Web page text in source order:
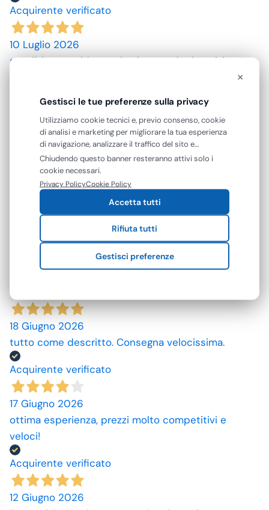
Acquirente verificato
10 Luglio 2026
spedizione rapida, prodotti come da descrizione,
Acquirente verificato
09 Luglio 2026
ottimo prodotto.
Acquirente verificato
25 Giugno 2026
Mi aspettavo degli asciugamani più grandi e più
assorbenti. Però non male se si potesse avere le
caratteristiche sopra descritte sarebbe top
Acquirente verificato
18 Giugno 2026
tutto come descritto. Consegna velocissima.
Acquirente verificato
17 Giugno 2026
ottima esperienza, prezzi molto competitivi e
veloci!
Acquirente verificato
12 Giugno 2026
×
Gestisci le tue preferenze sulla privacy
Utilizziamo cookie tecnici e, previo consenso, cookie
di analisi e marketing per migliorare la tua esperienza
di navigazione, analizzare il traffico del sito e
mostrarti contenuti e pubblicità personalizzati. Puoi
accettare tutti i cookie oppure gestire le tue
preferenze. Puoi modificare o revocare il consenso in
qualsiasi momento.
Chiudendo questo banner resteranno attivi solo i
cookie necessari.
Privacy PolicyCookie Policy
Accetta tutti
Rifiuta tutti
Gestisci preferenze